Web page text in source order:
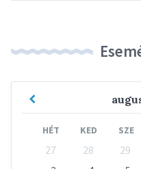
Previous
HÉT KED SZE
calendar
27 28 29